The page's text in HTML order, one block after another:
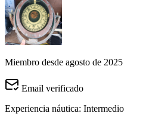
Miembro desde agosto de 2025
Email verificado
Experiencia náutica: Intermedio